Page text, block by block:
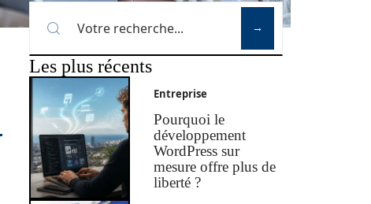
Les plus récents
Entreprise
Pourquoi le
développement
WordPress sur
mesure offre plus de
liberté ?